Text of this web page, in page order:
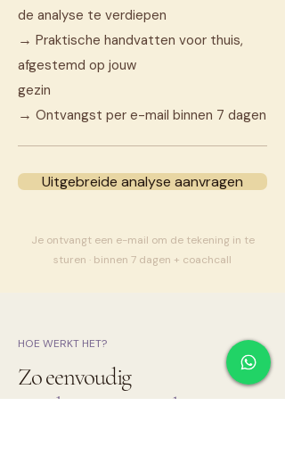
de analyse te verdiepen
→ Praktische handvatten voor thuis,
afgestemd op jouw
gezin
→ Ontvangst per e-mail binnen 7 dagen
Je ontvangt een e-mail om de tekening in te
sturen · binnen 7 dagen + coachcall
Uitgebreide analyse aanvragen
HOE WERKT HET?
Zo eenvoudig
gaat het in zijn werk